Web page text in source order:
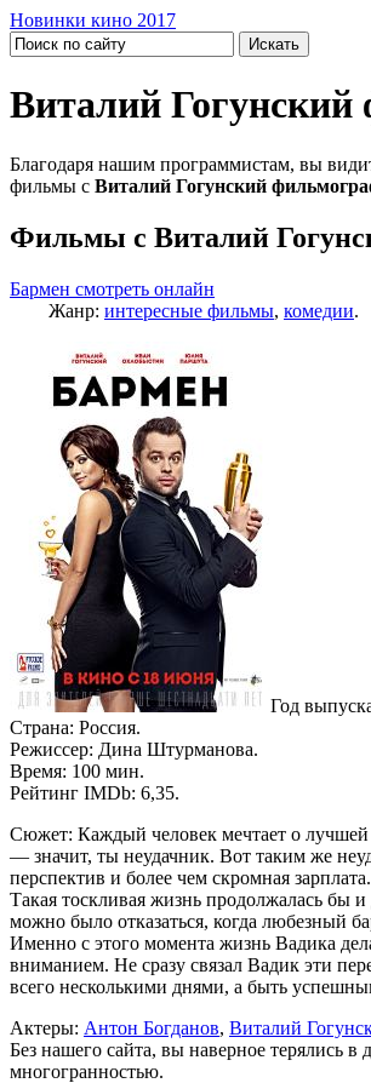
Новинки кино 2017
Виталий
Благодаря нашим программистам, вы
фильмы с Виталий Гогунский
Фильмы с Виталий
Бармен смотреть онлайн
Жанр: интересные фильмы, комедии.
Год
Страна: Россия.
Режиссер: Дина Штурманова.
Время: 100 мин.
Рейтинг IMDb: 6,35.
Сюжет: Каждый человек мечтает о лучшей
— значит, ты неудачник. Вот таким же
перспектив и более чем скромная
Такая тоскливая жизнь продолжалась бы
можно было отказаться, когда любезный
Именно с этого момента жизнь Вадика
вниманием. Не сразу связал Вадик эти
всего несколькими днями, а быть
Актеры: Антон Богданов, Виталий
Без нашего сайта, вы наверное терялись в
многогранностью.